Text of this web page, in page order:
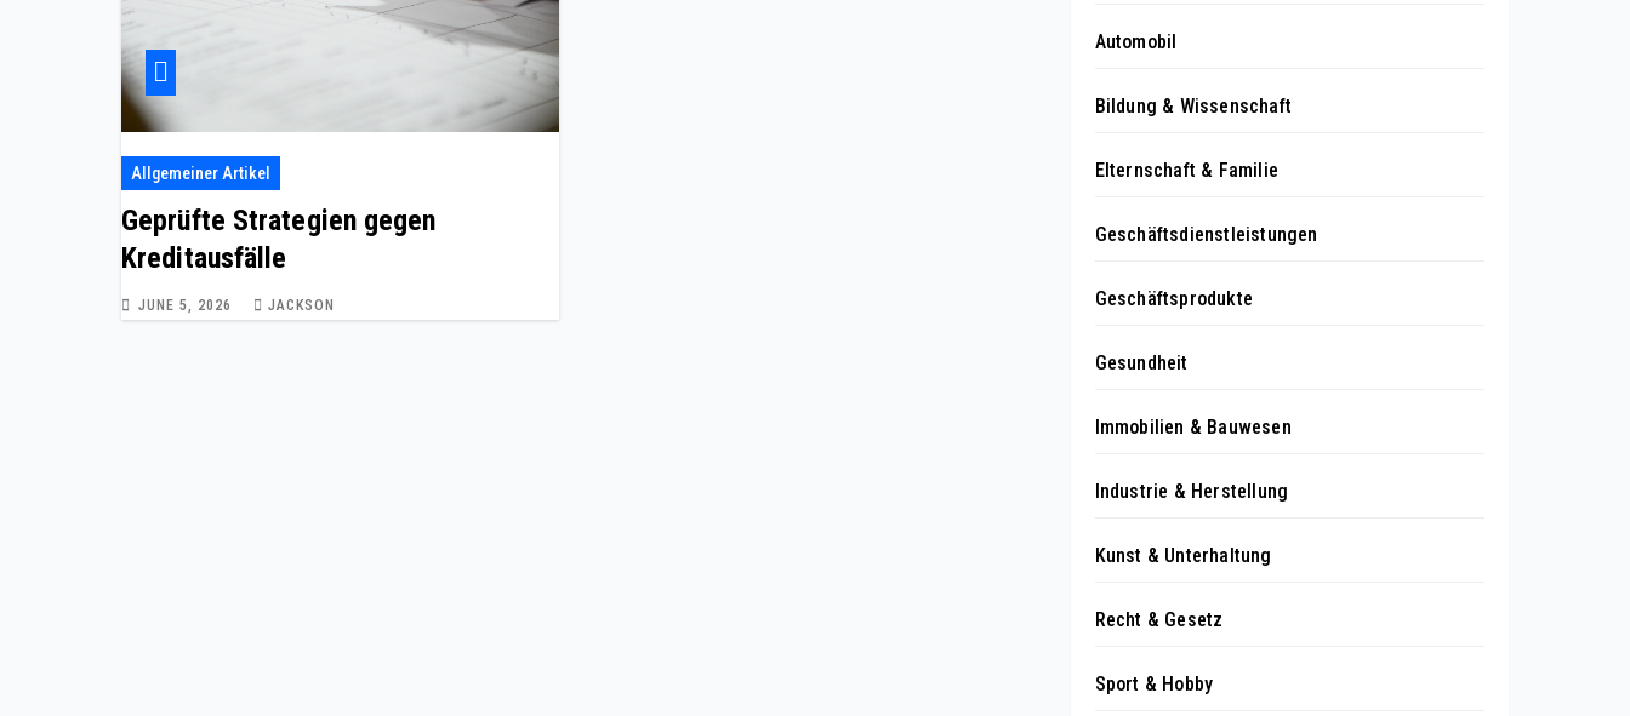
Allgemeiner Artikel
Geprüfte Strategien gegen
Kreditausfälle
JUNE 5, 2026 JACKSON
Automobil
Bildung & Wissenschaft
Elternschaft & Familie
Geschäftsdienstleistungen
Geschäftsprodukte
Gesundheit
Immobilien & Bauwesen
Industrie & Herstellung
Kunst & Unterhaltung
Recht & Gesetz
Sport & Hobby